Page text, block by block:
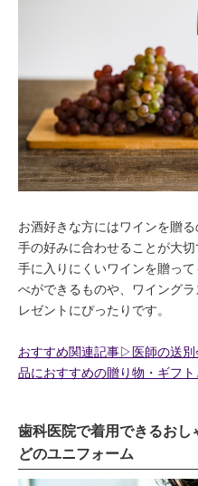
お酒好きな方にはワインを贈
手の好みに合わせることが大
手に入りにくいワインを贈っ
べができるものや、ワイング
レゼントにぴったりです。
おすすめ関連記事▷医師の送
品におすすめの贈り物・ギフ
歯科医院で着用できるお
どのユニフォーム